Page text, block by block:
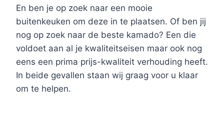
En ben je op zoek naar een mooie
buitenkeuken om deze in te plaatsen. Of ben jij
nog op zoek naar de beste kamado? Een die
voldoet aan al je kwaliteitseisen maar ook nog
eens een prima prijs-kwaliteit verhouding heeft.
In beide gevallen staan wij graag voor u klaar
om te helpen.